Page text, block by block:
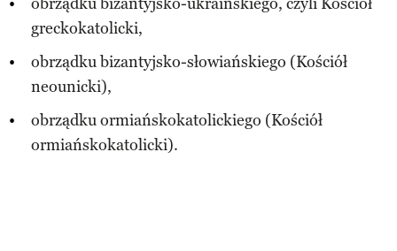
obrządku bizantyjsko-ukraińskiego, czyli Kościół
greckokatolicki,
obrządku bizantyjsko-słowiańskiego (Kościół
neounicki),
obrządku ormiańskokatolickiego (Kościół
ormiańskokatolicki).